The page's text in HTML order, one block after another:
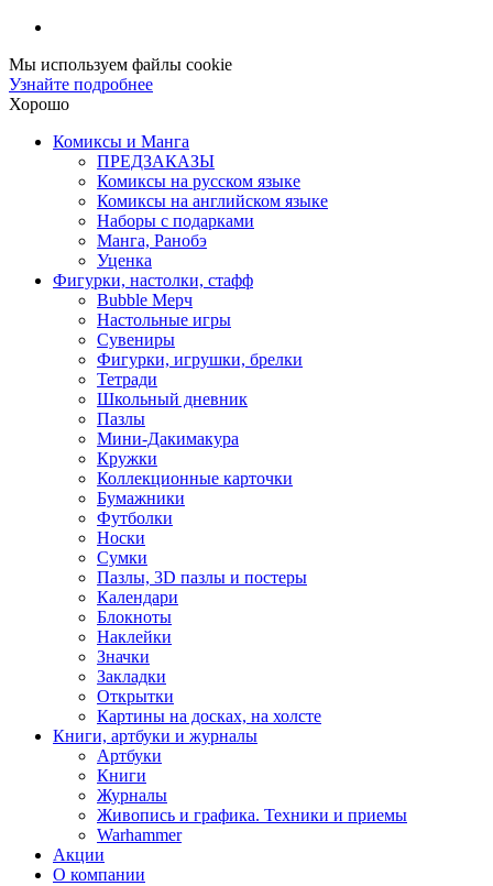
Мы используем файлы cookie
Узнайте подробнее
Хорошо
Комиксы и Манга
ПРЕДЗАКАЗЫ
Комиксы на русском языке
Комиксы на английском языке
Наборы с подарками
Манга, Ранобэ
Уценка
Фигурки, настолки, стафф
Bubble Мерч
Настольные игры
Сувениры
Фигурки, игрушки, брелки
Тетради
Школьный дневник
Пазлы
Мини-Дакимакура
Кружки
Коллекционные карточки
Бумажники
Футболки
Носки
Сумки
Пазлы, 3D пазлы и постеры
Календари
Блокноты
Наклейки
Значки
Закладки
Открытки
Картины на досках, на холсте
Книги, артбуки и журналы
Артбуки
Книги
Журналы
Живопись и графика. Техники и приемы
Warhammer
Акции
О компании